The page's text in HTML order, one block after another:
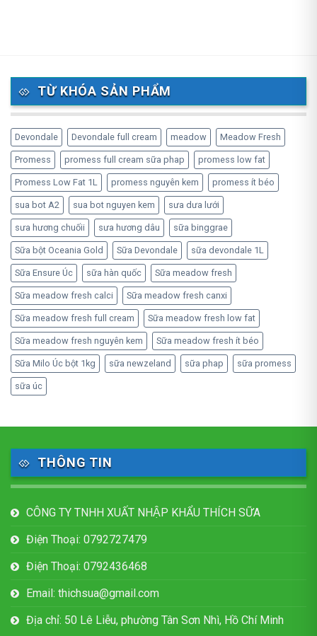
TỪ KHÓA SẢN PHẨM
Devondale Devondale full cream meadow Meadow Fresh
Promess promess full cream sữa phap promess low fat
Promess Low Fat 1L promess nguyên kem promess ít béo
sua bot A2 sua bot nguyen kem sưa dưa lưới
sưa hương chuốii sưa hương dâu sữa binggrae
Sữa bột Oceania Gold Sữa Devondale sữa devondale 1L
Sữa Ensure Úc sữa hàn quốc Sữa meadow fresh
Sữa meadow fresh calci Sữa meadow fresh canxi
Sữa meadow fresh full cream Sữa meadow fresh low fat
Sữa meadow fresh nguyên kem Sữa meadow fresh ít béo
Sữa Milo Úc bột 1kg sữa newzeland sữa phap sữa promess
sữa úc
THÔNG TIN
CÔNG TY TNHH XUẤT NHẬP KHẨU THÍCH SỮA
Điện Thoại: 0792727479
Điện Thoại: 0792436468
Email: thichsua@gmail.com
Địa chỉ: 50 Lê Liễu, phường Tân Sơn Nhì, Hồ Chí Minh